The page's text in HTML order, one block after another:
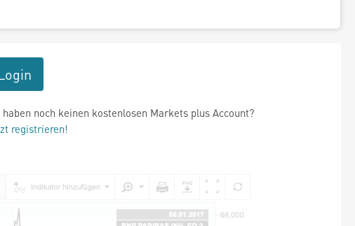
haben noch keinen kostenlosen Markets plus Account?
registrieren!